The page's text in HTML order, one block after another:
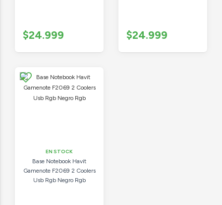
$24.999 $24.999
EN STOCK
Base Notebook Havit
Gamenote F2069 2 Coolers
Usb Rgb Negro Rgb